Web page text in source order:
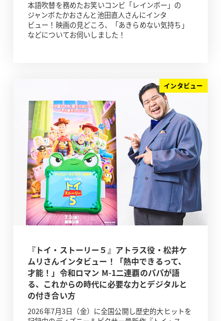
本語吹替を務めたお笑いコンビ「レインボー」の
ジャンボたかおさんと池田直人さんにインタ
ビュー！映画の見どころ、「あきらめない気持ち」
などについてお伺いしました！
インタビュー
『トイ・ストーリー５』アトラス役・松井ケ
ムリさんインタビュー！「熱中できるって、
才能！」令和ロマン M-1二連覇のパパが語
る、これからの時代に必要な力とデジタルと
の付き合い方
2026年7月3日（金）に全国公開し歴史的大ヒットを